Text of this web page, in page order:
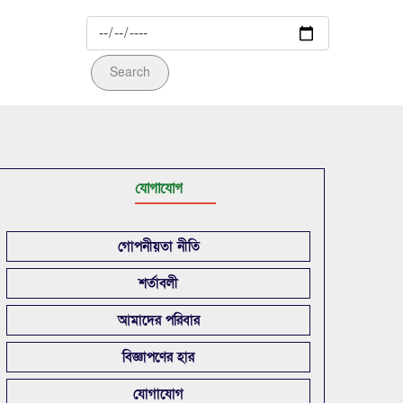
Search
যোগাযোগ
গোপনীয়তা নীতি
শর্তাবলী
আমাদের পরিবার
বিজ্ঞাপণের হার
যোগাযোগ